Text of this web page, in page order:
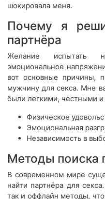
шокировала меня.
Почему я
партнёра
Желание испытать
эмоциональное
вот основные причины,
мужчину для секса. Мне
были легкими, честными и
Физическое
Эмоциональная
Независимость в
Методы поиска
В современном мире
найти партнёра для
так и оффлайн методы,